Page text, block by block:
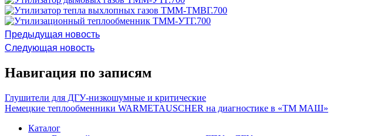
Предыдущая новость
Следующая новость
Навигация по записям
Глушители для ДГУ-низкошумные и критические
Немецкие теплообменники WARMETAUSCHER на диагностике в «ТМ МАШ»
Каталог